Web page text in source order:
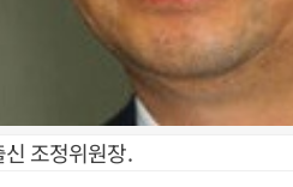
조정위원장.